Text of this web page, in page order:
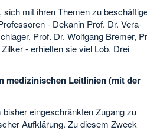
mit ihren Themen zu
- Dekanin Prof. Dr. Vera-
Prof. Dr. Wolfgang Bremer,
- erhielten sie viel Lob. Drei
medizinischen Leitlinien (mit der
eingeschränkten Zugang zu
Aufklärung. Zu diesem Zweck